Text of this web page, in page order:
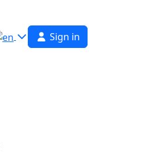
Sign in